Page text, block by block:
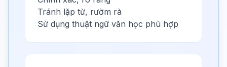
Tránh lặp từ, rườm rà
Sử dụng thuật ngữ văn học phù hợp